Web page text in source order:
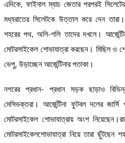
এদিকে, ফাইনাল ম্যাচ জেতার পরপরই
মধ্যরাতের সিলেটকে উত্তাল করে দেন তারা।
শহরের পথ, অলি-গলি তাদের দখলে।
মোটরসাইকেল শোভাযাত্রা করছেন। মিছিল ও
ভেপু, উড়াচ্ছেন আর্জেন্টিনার পতাকা।
নগরের প্রধান- প্রধান সড়ক ছাড়াও
মেসিভক্তরা। আর্জেন্টিনা ফুটবল দলের
মোটরসাইকেল শোভাযাত্রায় অংশ
মোটরসাইকেলশোভাযাত্রা নিয়ে তারা ছুঁটছেন